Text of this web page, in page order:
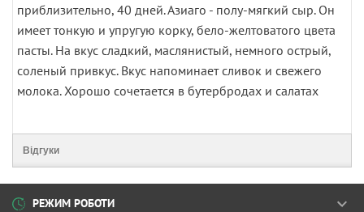
приблизительно, 40 дней. Азиаго - полу-мягкий сыр. Он
имеет тонкую и упругую корку, бело-желтоватого цвета
пасты. На вкус сладкий, маслянистый, немного острый,
соленый привкус. Вкус напоминает сливок и свежего
молока. Хорошо сочетается в бутербродах и салатах
Відгуки
РЕЖИМ РОБОТИ